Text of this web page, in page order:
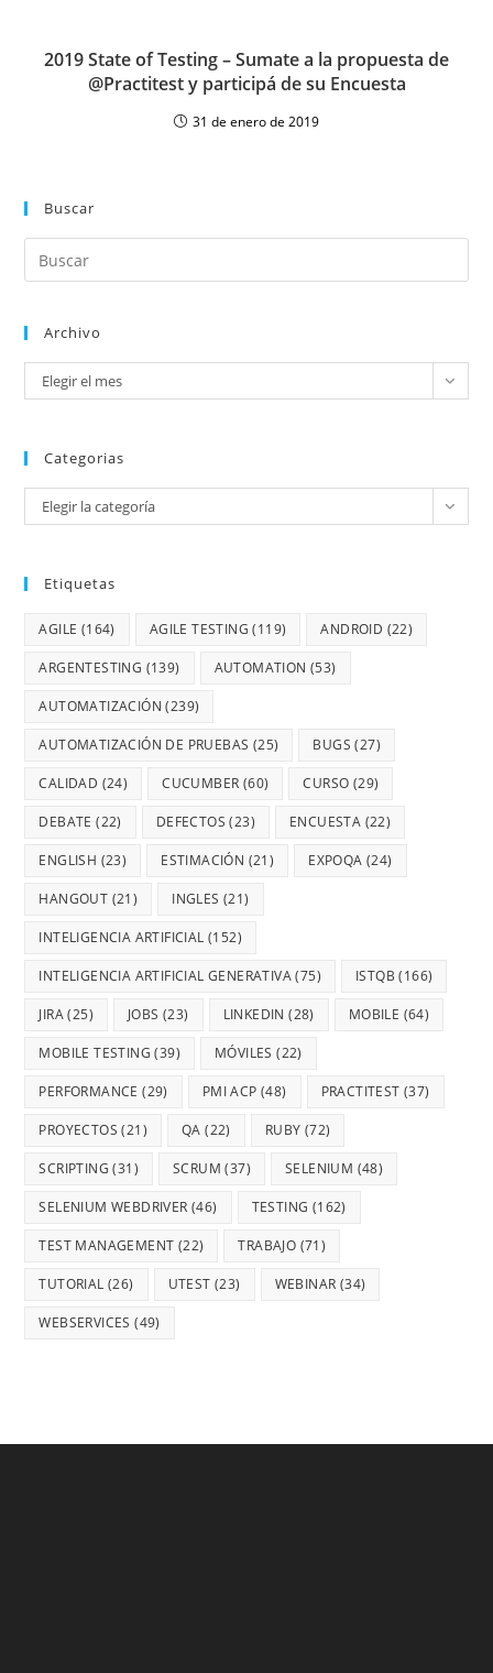
2019 State of Testing – Sumate a la propuesta de
@Practitest y participá de su Encuesta
31 de enero de 2019
Buscar
Archivo
Elegir el mes
Categorias
Elegir la categoría
Etiquetas
AGILE (164) AGILE TESTING (119) ANDROID (22)
ARGENTESTING (139) AUTOMATION (53)
AUTOMATIZACIÓN (239)
AUTOMATIZACIÓN DE PRUEBAS (25) BUGS (27)
CALIDAD (24) CUCUMBER (60) CURSO (29)
DEBATE (22) DEFECTOS (23) ENCUESTA (22)
ENGLISH (23) ESTIMACIÓN (21) EXPOQA (24)
HANGOUT (21) INGLES (21)
INTELIGENCIA ARTIFICIAL (152)
INTELIGENCIA ARTIFICIAL GENERATIVA(75) ISTQB (166)
JIRA(25) JOBS (23) LINKEDIN (28) MOBILE (64)
MOBILE TESTING (39) MÓVILES (22)
PERFORMANCE (29) PMI ACP (48) PRACTITEST (37)
PROYECTOS (21) QA (22) RUBY (72)
SCRIPTING (31) SCRUM (37) SELENIUM (48)
SELENIUM WEBDRIVER (46) TESTING (162)
TEST MANAGEMENT (22) TRABAJO (71)
TUTORIAL (26) UTEST (23) WEBINAR (34)
WEBSERVICES (49)